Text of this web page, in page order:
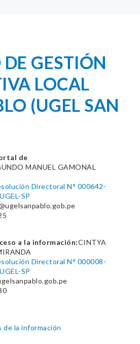
GESTIÓN
LOCAL
(UGEL SAN
de
MANUEL GAMONAL
Directoral N° 000642-
SP
a la información:CINTYA
Directoral N° 000008-
SP
de la información